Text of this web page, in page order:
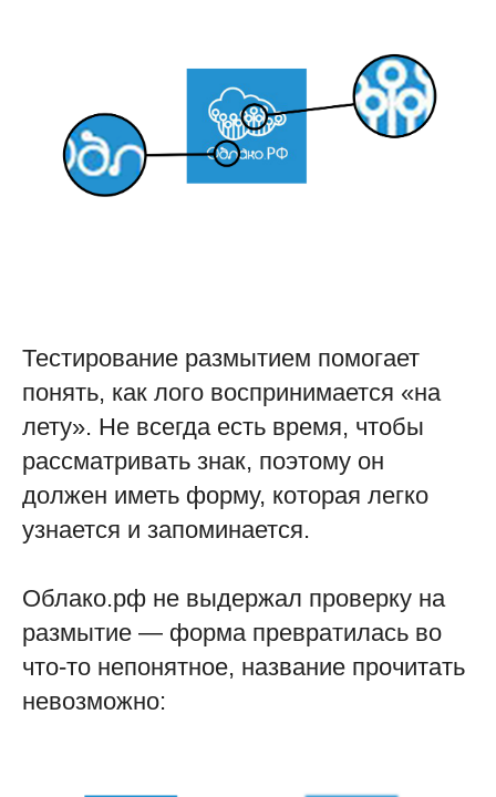
Тестирование размытием помогает
понять, как лого воспринимается «на
лету». Не всегда есть время, чтобы
рассматривать знак, поэтому он
должен иметь форму, которая легко
узнается и запоминается.
Облако.рф не выдержал проверку на
размытие — форма превратилась во
что-то непонятное, название прочитать
невозможно: